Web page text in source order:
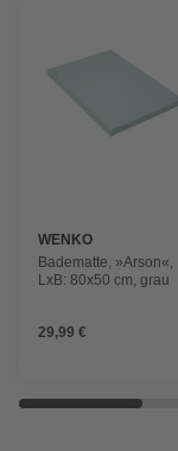
WENKO
Badematte, »Arson«,
LxB: 80x50 cm, grau
29,99 €